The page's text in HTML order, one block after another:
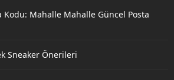
Mahalle Mahalle Güncel Posta
Sneaker Önerileri